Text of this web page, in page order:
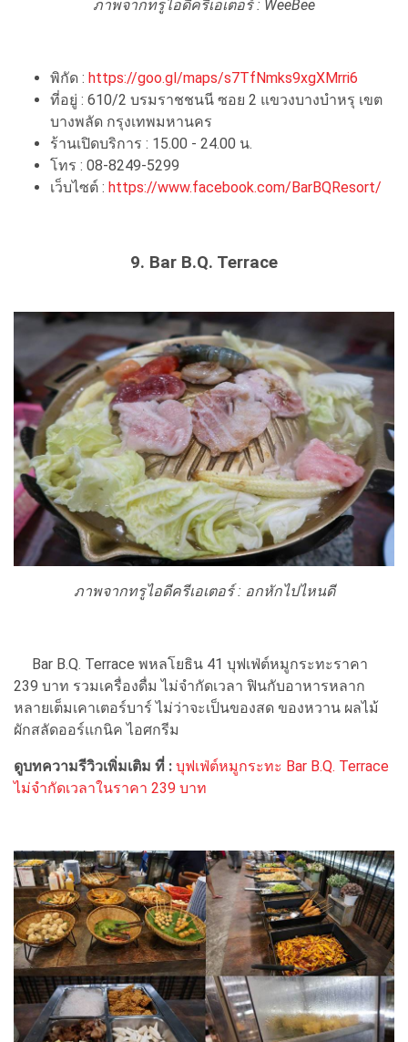
ภาพจากทรูไอดีครีเอเตอร์ : WeeBee
พิกัด : https://goo.gl/maps/s7TfNmks9xgXMrri6
ที่อยู่ : 610/2 บรมราชชนนี ซอย 2 แขวงบางบำหรุ เขต
บางพลัด กรุงเทพมหานคร
ร้านเปิดบริการ : 15.00 - 24.00 น.
โทร : 08-8249-5299
เว็บไซต์ : https://www.facebook.com/BarBQResort/
9. Bar B.Q. Terrace
ภาพจากทรูไอดีครีเอเตอร์ : อกหักไปไหนดี
Bar B.Q. Terrace พหลโยธิน 41 บุฟเฟ่ต์หมูกระทะราคา
239 บาท รวมเครื่องดื่ม ไม่จำกัดเวลา ฟินกับอาหารหลาก
หลายเต็มเคาเตอร์บาร์ ไม่ว่าจะเป็นของสด ของหวาน ผลไม้
ผักสลัดออร์แกนิค ไอศกรีม
ดูบทความรีวิวเพิ่มเติม ที่ : บุฟเฟ่ต์หมูกระทะ Bar B.Q. Terrace
ไม่จำกัดเวลาในราคา 239 บาท